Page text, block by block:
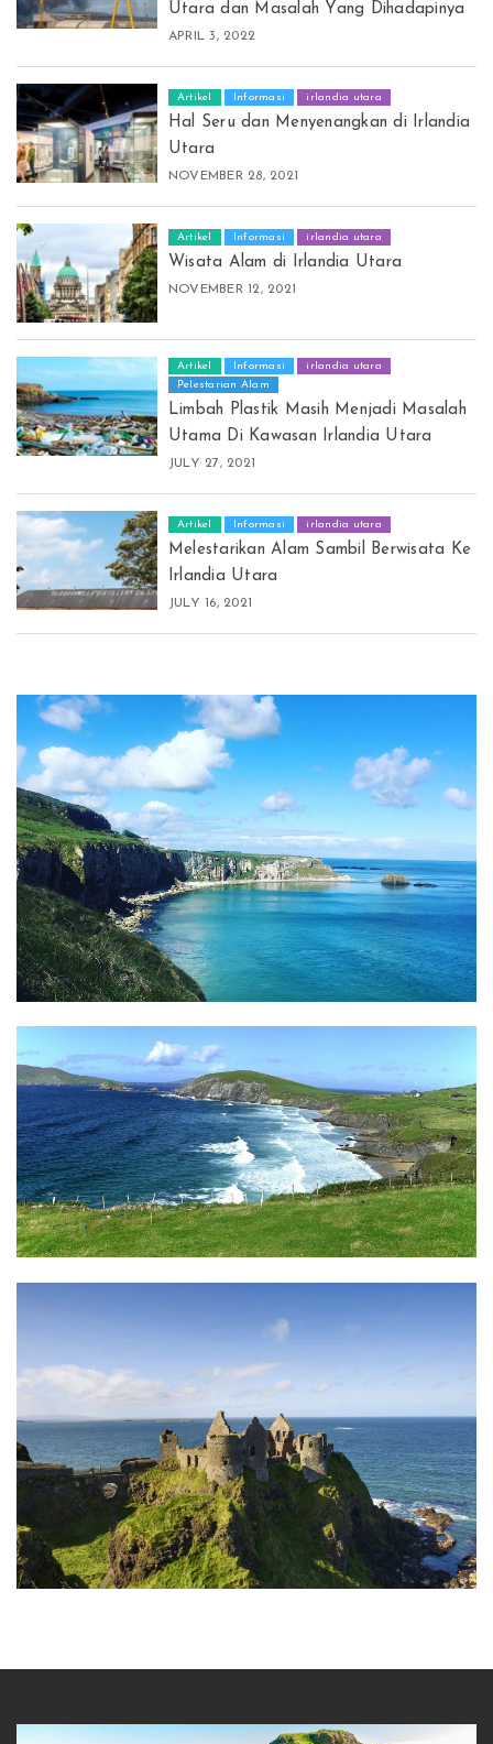
Utara dan Masalah Yang Dihadapinya
APRIL 3, 2022
Artikel Informasi irlandia utara
Hal Seru dan Menyenangkan di Irlandia
Utara
NOVEMBER 28, 2021
Artikel Informasi irlandia utara
Wisata Alam di Irlandia Utara
NOVEMBER 12, 2021
Artikel Informasi
irlandia utara
Pelestarian Alam
Limbah Plastik Masih Menjadi Masalah
Utama Di Kawasan Irlandia Utara
JULY 27, 2021
Artikel Informasi irlandia utara
Melestarikan Alam Sambil Berwisata Ke
Irlandia Utara
JULY 16, 2021